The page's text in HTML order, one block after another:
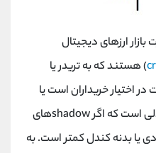
ارزهای دیجیتال
) هستند که به تریدر یا
اختیار خریداران است یا
فروشندگان. کندل مومنتوم کندلی است که اگر shadowهای
یا بدنه کندل کمتر است. به